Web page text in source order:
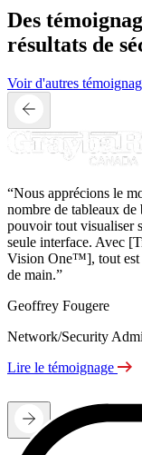
Des
résultats de
Voir d'autres
“Nous apprécions le
nombre de tableaux de
pouvoir tout visualiser
seule interface. Avec
Vision One™], tout est
de main.”
Geoffrey Fougere
Network/Security
Lire le témoignage